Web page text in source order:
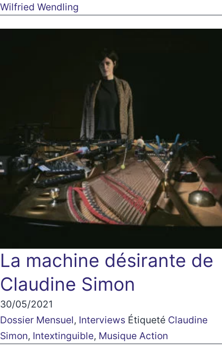
Wilfried Wendling
La machine désirante de
Claudine Simon
30/05/2021
Dossier Mensuel, Interviews Étiqueté Claudine
Simon, Intextinguible, Musique Action